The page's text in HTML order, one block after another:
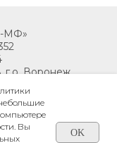
МФ»
г.о. Воронеж,
д. 119М,
Вы
OK